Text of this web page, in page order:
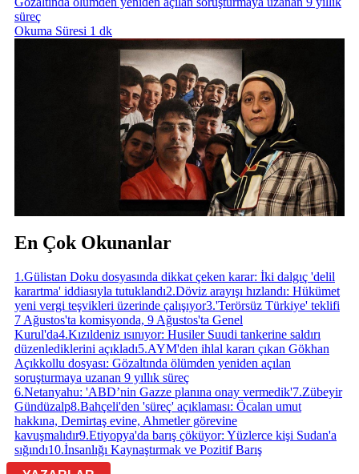
süreç
Okuma Süresi 1 dk
En Çok Okunanlar
1 .Gülistan Doku dosyasında dikkat çeken karar: İki dalgıç 'delil
karartma' iddiasıyla tutuklandı2.Döviz arayışı hızlandı: Hükümet
yeni vergi teşvikleri üzerinde çalışıyor3.'Terörsüz Türkiye' teklifi
7 Ağustos'ta komisyonda, 9 Ağustos'ta Genel
Kurul'da4.Kızıldeniz ısınıyor: Husiler Suudi tankerine saldırı
düzenlediklerini açıkladı5.AYM'den ihlal kararı çıkan Gökhan
Açıkkollu dosyası: Gözaltında ölümden yeniden açılan
soruşturmaya uzanan 9 yıllık süreç
6.Netanyahu: 'ABD’nin Gazze planına onay vermedik'7.Zübeyir
Gündüzalp8.Bahçeli'den 'süreç' açıklaması: Öcalan umut
hakkına, Demirtaş evine, Ahmetler görevine
kavuşmalıdır9.Etiyopya'da barış çöküyor: Yüzlerce kişi Sudan'a
sığındı10.İnsanlığı Kaynaştırmak ve Pozitif Barış